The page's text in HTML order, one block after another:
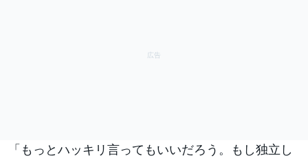
「もっとハッキリ言ってもいいだろう。もし独立し